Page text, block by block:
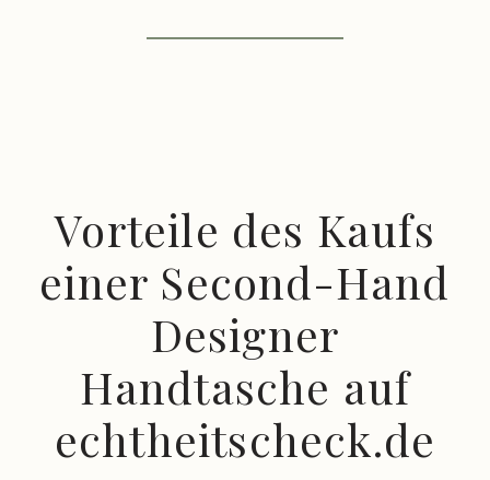
Vorteile des Kaufs
einer Second-Hand
Designer
Handtasche auf
echtheitscheck.de